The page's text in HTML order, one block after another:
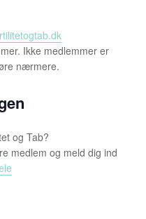
Ikke medlemmer er
nærmere.
og Tab?
medlem og meld dig ind